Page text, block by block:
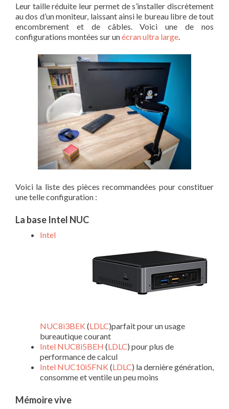
Leur taille réduite leur permet de s’installer discrètement
au dos d’un moniteur, laissant ainsi le bureau libre de tout
encombrement et de câbles. Voici une de nos
configurations montées sur unécran ultra large
Voici la liste des pièces recommandées pour constituer
une telle configuration :
La base Intel NUC
Intel
NUC8i3BEK (LDLC)parfait pour un usage
bureautique courant
Intel NUC8i5BEH (LDLC) pour plus de
performance de calcul
Intel NUC10i5FNK (LDLC) la dernière génération,
consomme et ventile un peu moins
Mémoire vive